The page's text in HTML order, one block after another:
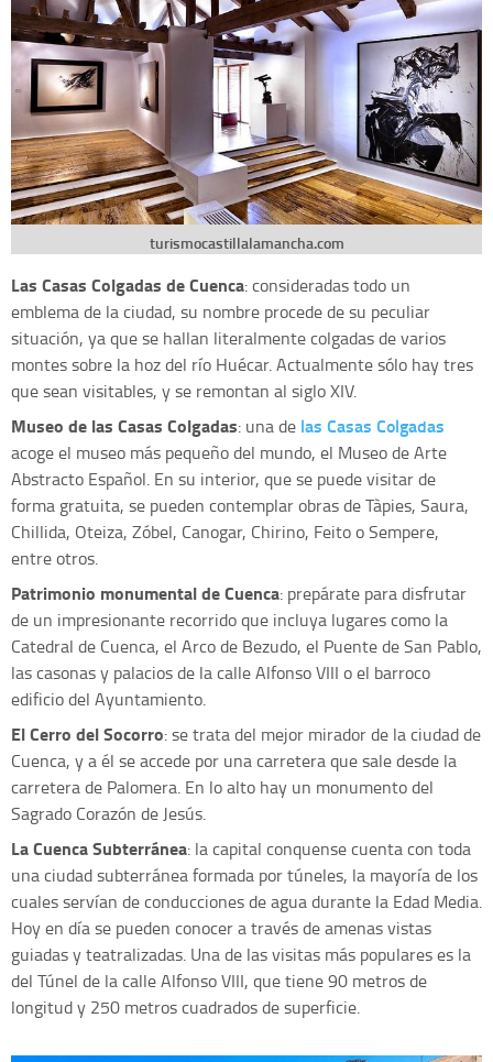
turismocastillalamancha.com
Las Casas Colgadas de Cuenca: consideradas todo un
emblema de la ciudad, su nombre procede de su peculiar
situación, ya que se hallan literalmente colgadas de varios
montes sobre la hoz del río Huécar. Actualmente sólo hay tres
que sean visitables, y se remontan al siglo XIV.
Museo de las Casas Colgadas: una de las Casas Colgadas
acoge el museo más pequeño del mundo, el Museo de Arte
Abstracto Español. En su interior, que se puede visitar de
forma gratuita, se pueden contemplar obras de Tàpies, Saura,
Chillida, Oteiza, Zóbel, Canogar, Chirino, Feito o Sempere,
entre otros.
Patrimonio monumental de Cuenca: prepárate para disfrutar
de un impresionante recorrido que incluya lugares como la
Catedral de Cuenca, el Arco de Bezudo, el Puente de San Pablo,
las casonas y palacios de la calle Alfonso VIII o el barroco
edificio del Ayuntamiento.
El Cerro del Socorro: se trata del mejor mirador de la ciudad de
Cuenca, y a él se accede por una carretera que sale desde la
carretera de Palomera. En lo alto hay un monumento del
Sagrado Corazón de Jesús.
La Cuenca Subterránea: la capital conquense cuenta con toda
una ciudad subterránea formada por túneles, la mayoría de los
cuales servían de conducciones de agua durante la Edad Media.
Hoy en día se pueden conocer a través de amenas vistas
guiadas y teatralizadas. Una de las visitas más populares es la
del Túnel de la calle Alfonso VIII, que tiene 90 metros de
longitud y 250 metros cuadrados de superficie.